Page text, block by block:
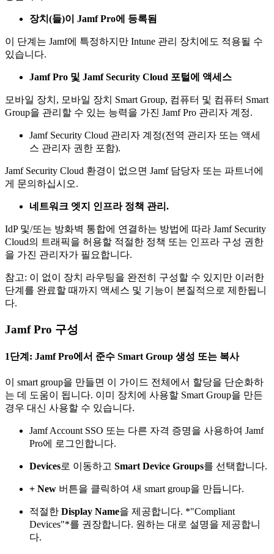
장치(들)이 Jamf Pro에 등록됨
이 단계는 Jamf에 특정하지만 Intune 관리 장치에도 적용될 수
있습니다.
Jamf Pro 및 Jamf Security Cloud 포털에 액세스
모바일 장치, 모바일 장치 Smart Group, 컴퓨터 및 컴퓨터 Smart
Group을 관리할 수 있는 능력을 가진 Jamf Pro 관리자 계정.
Jamf Security Cloud 관리자 계정(전역 관리자 또는 액세
스 관리자 권한 포함).
Jamf Security Cloud 환경이 없으면 Jamf 담당자 또는 파트너에
게 문의하십시오.
네트워크 엣지 인프라 정책 관리.
IdP 및/또는 방화벽 통합에 연결하는 방법에 따라 Jamf Security
Cloud의 트래픽을 허용할 적절한 정책 또는 인프라 구성 권한
을 가진 관리자가 필요합니다.
참고: 이 없이 장치 라우팅을 완전히 구성할 수 있지만 이러한
단계를 완료할 때까지 액세스 및 기능이 본질적으로 제한됩니
다.
Jamf Pro 구성
1단계: Jamf Pro에서 준수 Smart Group 생성 또는 복사
이 smart group을 만들면 이 가이드 전체에서 할당을 단순화하
는 데 도움이 됩니다. 이미 장치에 사용할 Smart Group을 만든
경우 대신 사용할 수 있습니다.
Jamf Account SSO 또는 다른 자격 증명을 사용하여 Jamf
Pro에 로그인합니다.
Devices로 이동하고 Smart Device Groups를 선택합니다.
+ New 버튼을 클릭하여 새 smart group을 만듭니다.
적절한 Display Name을 제공합니다. *"Compliant
Devices"*를 권장합니다. 원하는 대로 설명을 제공합니
다.